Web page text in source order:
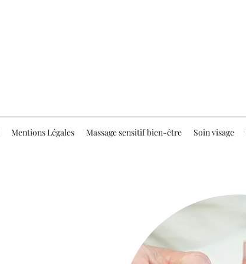
Mentions Légales Massage sensitif bien-être Soin visage